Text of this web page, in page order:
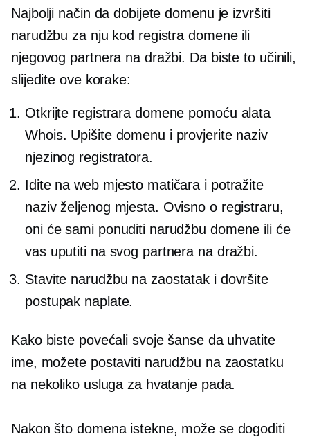
Najbolji način da dobijete domenu je izvršiti
narudžbu za nju kod registra domene ili
njegovog partnera na dražbi. Da biste to učinili,
slijedite ove korake:
Otkrijte registrara domene pomoću alata
Whois. Upišite domenu i provjerite naziv
njezinog registratora.
Idite na web mjesto matičara i potražite
naziv željenog mjesta. Ovisno o registraru,
oni će sami ponuditi narudžbu domene ili će
vas uputiti na svog partnera na dražbi.
Stavite narudžbu na zaostatak i dovršite
postupak naplate.
Kako biste povećali svoje šanse da uhvatite
ime, možete postaviti narudžbu na zaostatku
na nekoliko usluga za hvatanje pada.
Nakon što domena istekne, može se dogoditi